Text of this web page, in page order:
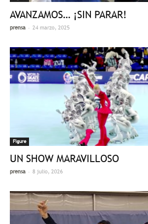
AVANZAMOS… ¡SIN PARAR!
prensa - 24 marzo, 2025
Figure
UN SHOW MARAVILLOSO
prensa - 8 julio, 2026